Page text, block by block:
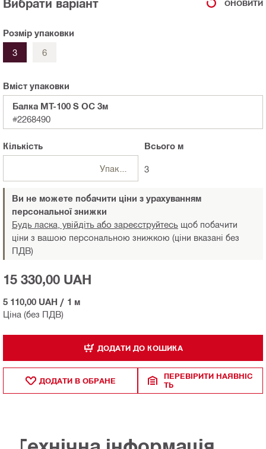
Вибрати варіант ОНОВИТИ
Розмір упаковки
3
6
Вміст упаковки
Балка MT-100 S OC 3м
#2268490
Кількість
Упаковки
Всьогом
3
Ви не можете побачити ціни з урахуванням
персональної знижки
Будь ласка, увійдіть або зареєструйтесь щоб побачити
ціни з вашою персональною знижкою (ціни вказані без
ПДВ)
Ціна (без ПДВ)
15 330,00 UAH
5 110,00 UAH / 1 м
ДОДАТИ ДО КОШИКА
ДОДАТИ В ОБРАНЕ
ПЕРЕВІРИТИ НАЯВНІС
ТЬ